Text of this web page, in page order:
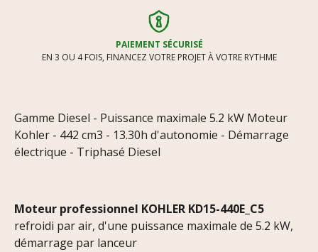
PAIEMENT SÉCURISÉ
EN 3 OU 4 FOIS, FINANCEZ VOTRE PROJET À VOTRE RYTHME
Gamme Diesel - Puissance maximale 5.2 kW Moteur
Kohler - 442 cm3 - 13.30h d'autonomie - Démarrage
électrique - Triphasé Diesel
Moteur professionnel KOHLER KD15-440E_C5
refroidi par air, d'une puissance maximale de 5.2 kW,
démarrage par lanceur